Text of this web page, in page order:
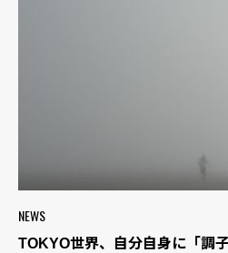
NEWS
TOKYO世界、自分自身に「調